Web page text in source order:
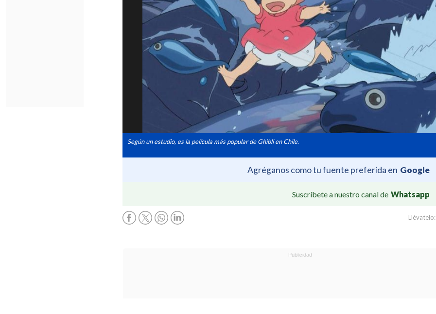
Según un estudio, es la película más popular de Ghibli en Chile.
Agréganos como tu fuente preferida en Google
Suscríbete a nuestro canal de Whatsapp
Llévatelo: